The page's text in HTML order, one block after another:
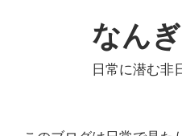
なん
日常に潜む非